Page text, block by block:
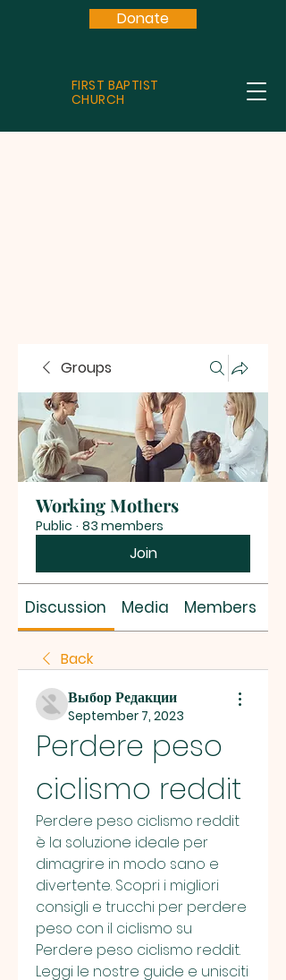
Donate
FIRST BAPTIST
CHURCH
Groups
Working Mothers
Public · 83 members
Join
Discussion Media Members
Back
Выбор Редакции
September 7, 2023
Perdere peso
ciclismo reddit
Perdere peso ciclismo reddit
è la soluzione ideale per
dimagrire in modo sano e
divertente. Scopri i migliori
consigli e trucchi per perdere
peso con il ciclismo su
Perdere peso ciclismo reddit.
Leggi le nostre guide e unisciti